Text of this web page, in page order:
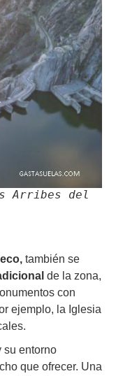
Arribes del
también se
de la zona,
con
ejemplo, la Iglesia
su entorno
que ofrecer. Una